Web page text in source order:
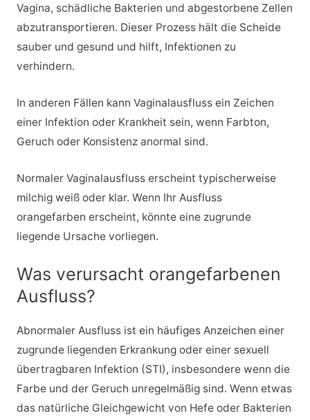
Vagina, schädliche Bakterien und abgestorbene Zellen
abzutransportieren. Dieser Prozess hält die Scheide
sauber und gesund und hilft, Infektionen zu
verhindern.
In anderen Fällen kann Vaginalausfluss ein Zeichen
einer Infektion oder Krankheit sein, wenn Farbton,
Geruch oder Konsistenz anormal sind.
Normaler Vaginalausfluss erscheint typischerweise
milchig weiß oder klar. Wenn Ihr Ausfluss
orangefarben erscheint, könnte eine zugrunde
liegende Ursache vorliegen.
Was verursacht orangefarbenen
Ausfluss?
Abnormaler Ausfluss ist ein häufiges Anzeichen einer
zugrunde liegenden Erkrankung oder einer sexuell
übertragbaren Infektion (STI), insbesondere wenn die
Farbe und der Geruch unregelmäßig sind. Wenn etwas
das natürliche Gleichgewicht von Hefe oder Bakterien